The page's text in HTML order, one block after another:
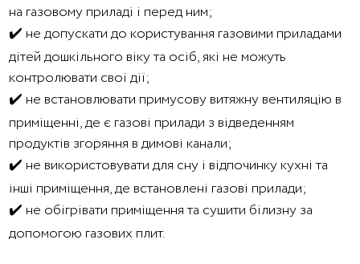
на газовому приладі і перед ним;
✔️ не допускати до користування газовими приладами
дітей дошкільного віку та осіб, які не можуть
контролювати свої дії;
✔️ не встановлювати примусову витяжну вентиляцію в
приміщенні, де є газові прилади з відведенням
продуктів згоряння в димові канали;
✔️ не використовувати для сну і відпочинку кухні та
інші приміщення, де встановлені газові прилади;
✔️ не обігрівати приміщення та сушити білизну за
допомогою газових плит.